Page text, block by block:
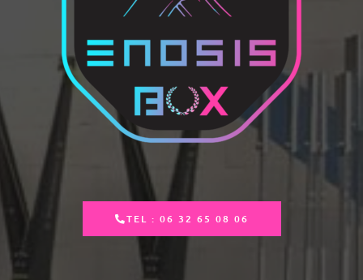
TEL : 06 32 65 08 06